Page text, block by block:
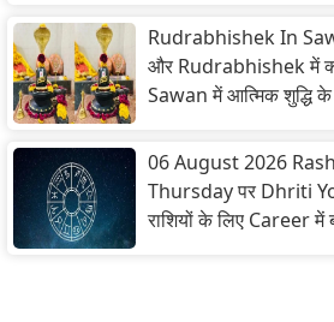
Rudrabhishek In
और Rudrabhishek में
Sawan में आत्मिक शुद्धि के
06 August 2026
Thursday पर Dhriti
राशियों के लिए Career